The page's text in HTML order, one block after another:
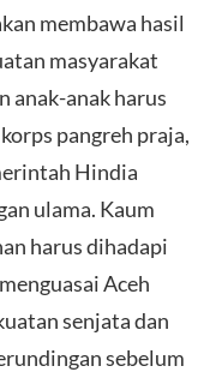
membawa hasil
masyarakat
anak-anak harus
pangreh praja,
Hindia
ulama. Kaum
harus dihadapi
Aceh
senjata dan
sebelum